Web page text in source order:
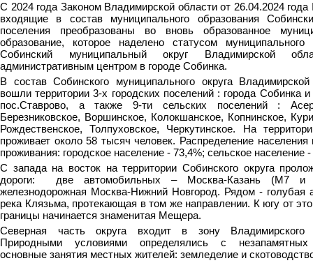
С 2024 года Законом Владимирской области от 26.04.2024
входящие в состав муниципального образования
поселения преобразованы во вновь образованное
образование, которое наделено статусом муниципального
Собинский муниципальный округ Владимирской
административным центром в городе Собинка.
В состав Собинского муниципального округа
вошли территории 3-х городских поселений : города Собинка и
пос.Ставрово, а также 9-ти сельских поселений :
Березниковское, Воршинское, Колокшанское, Копнинское,
Рождественское, Толпуховское, Черкутинское. На
проживает около 58 тысяч человек. Распределение населения
проживания: городское население - 73,4%; сельское население
С запада на восток на территории Собинского округа
дороги: две автомобильных – Москва-Казань (М7
железнодорожная Москва-Нижний Новгород. Рядом - голубая
река Клязьма, протекающая в том же направлении. К югу от
границы начинается знаменитая Мещера.
Северная часть округа входит в зону Владимирского
Природными условиями определялись с
основные занятия местных жителей: земледелие и